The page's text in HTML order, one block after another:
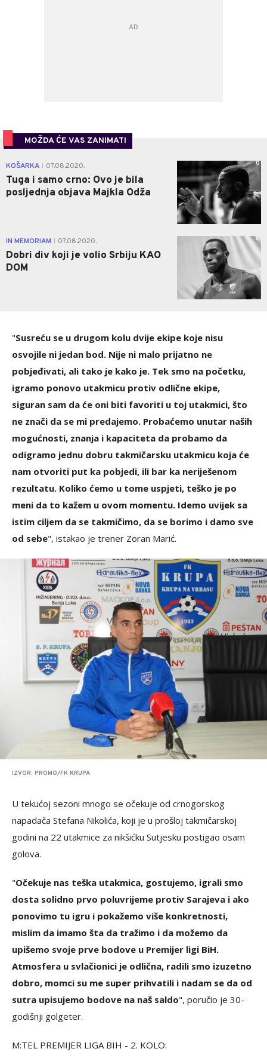
MOŽDA ĆE VAS ZANIMATI
KOŠARKA 07.08.2020.
Tuga i samo crno: Ovo je bila
posljednja objava Majkla Odža
0
IN MEMORIAM 07.08.2020.
Dobri div koji je volio Srbiju KAO
DOM
0
"Susreću se u drugom kolu dvije ekipe koje nisu
osvojile ni jedan bod. Nije ni malo prijatno ne
pobjeđivati, ali tako je kako je. Tek smo na početku,
igramo ponovo utakmicu protiv odlične ekipe,
siguran sam da će oni biti favoriti u toj utakmici, što
ne znači da se mi predajemo. Probaćemo unutar naših
mogućnosti, znanja i kapaciteta da probamo da
odigramo jednu dobru takmičarsku utakmicu koja će
nam otvoriti put ka pobjedi, ili bar ka neriješenom
rezultatu. Koliko ćemo u tome uspjeti, teško je po
meni da to kažem u ovom momentu. Idemo uvijek sa
istim ciljem da se takmičimo, da se borimo i damo sve
od sebe", istakao je trener Zoran Marić.
IZVOR: PROMO/FK KRUPA
U tekućoj sezoni mnogo se očekuje od crnogorskog
napadača Stefana Nikolića, koji je u prošloj takmičarskoj
godini na 22 utakmice za nikšićku Sutjesku postigao osam
golova.
"Očekuje nas teška utakmica, gostujemo, igrali smo
dosta solidno prvo poluvrijeme protiv Sarajeva i ako
ponovimo tu igru i pokažemo više konkretnosti,
mislim da imamo šta da tražimo i da možemo da
upišemo svoje prve bodove u Premijer ligi BiH.
Atmosfera u svlačionici je odlična, radili smo izuzetno
dobro, momci su me super prihvatili i nadam se da od
sutra upisujemo bodove na naš saldo", poručio je 30-
godišnji golgeter.
M:TEL PREMIJER LIGA BIH - 2. KOLO: